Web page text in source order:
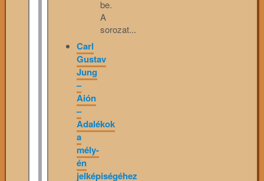
be.
A
sorozat...
Carl
Gustav
Jung
–
Aión
–
Adalékok
a
mély-
én
jelképiségéhez